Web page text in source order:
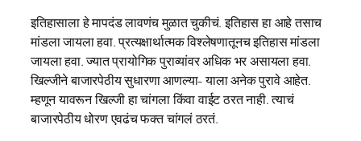
इतिहासाला हे मापदंड लावणंच मुळात चुकीचं. इतिहास हा आहे तसाच
मांडला जायला हवा. प्रत्यक्षार्थात्मक विश्लेषणातूनच इतिहास मांडला
जायला हवा. ज्यात प्रायोगिक पुराव्यांवर अधिक भर असायला हवा.
खिल्जीने बाजारपेठीय सुधारणा आणल्या- याला अनेक पुरावे आहेत.
म्हणून यावरून खिल्जी हा चांगला किंवा वाईट ठरत नाही. त्याचं
बाजारपेठीय धोरण एवढंच फक्त चांगलं ठरतं.